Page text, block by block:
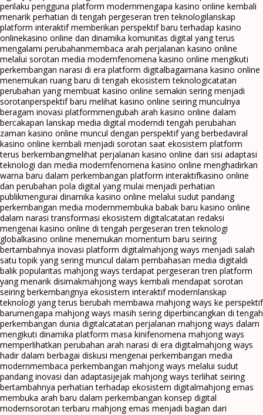
perilaku pengguna platform modernmengapa kasino online kembali
menarik perhatian di tengah pergeseran tren teknologilanskap
platform interaktif memberikan perspektif baru terhadap kasino
onlinekasino online dan dinamika komunitas digital yang terus
mengalami perubahanmembaca arah perjalanan kasino online
melalui sorotan media modernfenomena kasino online mengikuti
perkembangan narasi di era platform digitalbagaimana kasino online
menemukan ruang baru di tengah ekosistem teknologicatatan
perubahan yang membuat kasino online semakin sering menjadi
sorotanperspektif baru melihat kasino online seiring munculnya
beragam inovasi platformmengubah arah kasino online dalam
bercakapan lanskap media digital moderndi tengah perubahan
zaman kasino online muncul dengan perspektif yang berbedaviral
kasino online kembali menjadi sorotan saat ekosistem platform
terus berkembangmelihat perjalanan kasino online dari sisi adaptasi
teknologi dan media modernfenomena kasino online menghadirkan
warna baru dalam perkembangan platform interaktifkasino online
dan perubahan pola digital yang mulai menjadi perhatian
publikmengurai dinamika kasino online melalui sudut pandang
perkembangan media modernmembuka babak baru kasino online
dalam narasi transformasi ekosistem digitalcatatan redaksi
mengenai kasino online di tengah pergeseran tren teknologi
globalkasino online menemukan momentum baru seiring
bertambahnya inovasi platform digitalmahjong ways menjadi salah
satu topik yang sering muncul dalam pembahasan media digitaldi
balik popularitas mahjong ways terdapat pergeseran tren platform
yang menarik disimakmahjong ways kembali mendapat sorotan
seiring berkembangnya ekosistem interaktif modernlanskap
teknologi yang terus berubah membawa mahjong ways ke perspektif
barumengapa mahjong ways masih sering diperbincangkan di tengah
perkembangan dunia digitalcatatan perjalanan mahjong ways dalam
mengikuti dinamika platform masa kinifenomena mahjong ways
memperlihatkan perubahan arah narasi di era digitalmahjong ways
hadir dalam berbagai diskusi mengenai perkembangan media
modernmembaca perkembangan mahjong ways melalui sudut
pandang inovasi dan adaptasijejak mahjong ways terlihat seiring
bertambahnya perhatian terhadap ekosistem digitalmahjong emas
membuka arah baru dalam perkembangan konsep digital
modernsorotan terbaru mahjong emas menjadi bagian dari